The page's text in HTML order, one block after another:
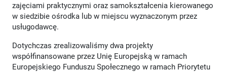
zajęciami praktycznymi oraz samokształcenia kierowanego
w siedzibie ośrodka lub w miejscu wyznaczonym przez
usługodawcę.
Dotychczas zrealizowaliśmy dwa projekty
współfinansowane przez Unię Europejską w ramach
Europejskiego Funduszu Społecznego w ramach Priorytetu